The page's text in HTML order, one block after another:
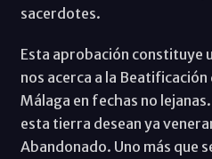
sacerdotes.
Esta aprobación constituye
nos acerca a la
Málaga en fechas no
esta tierra desean ya
Abandonado. Uno más que